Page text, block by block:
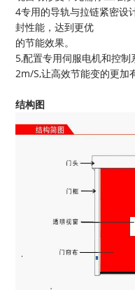
4专用的导轨与拉链紧密设
封性能，达到更优
的节能效果。
5,配置专用伺服电机和控
2m/S,让高效节能变的更加
结构图